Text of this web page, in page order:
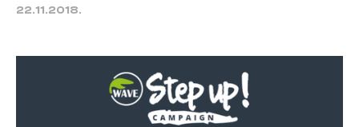
22.11.2018.